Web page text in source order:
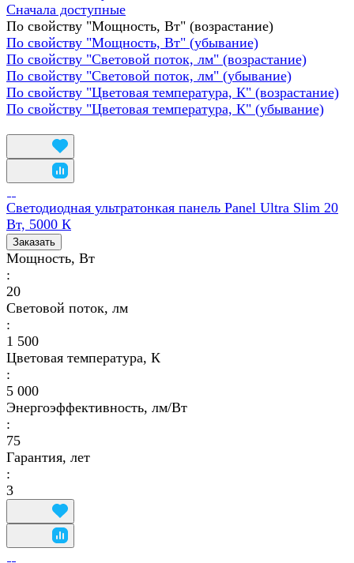
Сначала доступные
По свойству "Мощность, Вт" (возрастание)
По свойству "Мощность, Вт" (убывание)
По свойству "Световой поток, лм" (возрастание)
По свойству "Световой поток, лм" (убывание)
По свойству "Цветовая температура, К" (возрастание)
По свойству "Цветовая температура, К" (убывание)
Светодиодная ультратонкая панель Panel Ultra Slim 20
Вт, 5000 К
Заказать
Мощность, Вт
:
20
Световой поток, лм
:
1 500
Цветовая температура, К
:
5 000
Энергоэффективность, лм/Вт
:
75
Гарантия, лет
:
3